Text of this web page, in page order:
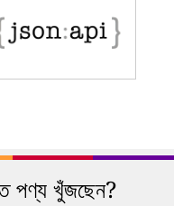
পণ্য খুঁজছেন?